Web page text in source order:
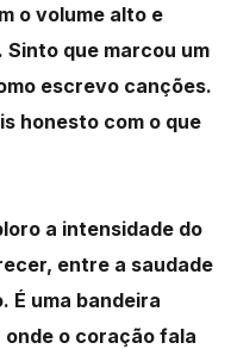
o volume alto e
que marcou um
escrevo canções.
honesto com o que
a intensidade do
entre a saudade
É uma bandeira
onde o coração fala